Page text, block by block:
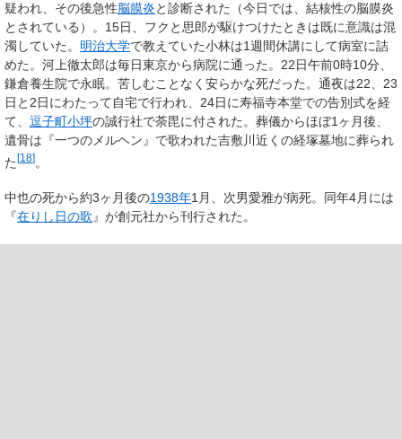
疑われ、その後急性脳膜炎と診断された（今日では、結核性の脳膜炎
とされている）。15日、フクと思郎が駆けつけたときは既に意識は混
濁していた。 明治大学で教えていた小林は1週間休講にして病室に詰
めた。河上徹太郎は毎日東京から病院に通った。22日午前0時10分、
鎌倉養生院で永眠。苦しむことなく安らかな死だった。通夜は22、23
日と2日にわたって自宅で行われ、24日に寿福寺本堂での告別式を経
て、 逗子町小坪の誠行社で荼毘に付された。葬儀からほぼ1ヶ月後、
遺骨は『一つのメルヘン』で歌われた吉敷川近くの経塚墓地に葬られ
た[18]。
中也の死から約3ヶ月後の1938年1月、次男愛雅が病死。同年4月には
『在りし日の歌』が創元社から刊行された。